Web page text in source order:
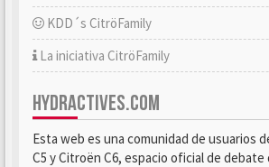
KDD´s CitröFamily
La iniciativa CitröFamily
HYDRACTIVES.COM
Esta web es una comunidad de usuarios
C5 y Citroën C6, espacio oficial de debate